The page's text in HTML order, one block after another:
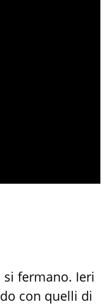
fermano. Ieri
con quelli di